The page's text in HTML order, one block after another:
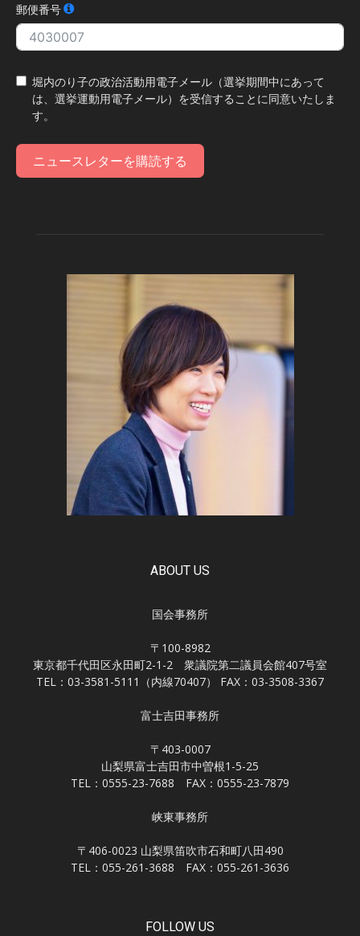
郵便番号
堀内のり子の政治活動用電子メール（選挙期間中にあって
は、選挙運動用電子メール）を受信することに同意いたしま
す。
ニュースレターを購読する
ABOUT US
国会事務所
〒100-8982
東京都千代田区永田町2-1-2 衆議院第二議員会館407号室
TEL：03-3581-5111（内線70407） FAX：03-3508-3367
富士吉田事務所
〒403-0007
山梨県富士吉田市中曽根1-5-25
TEL：0555-23-7688 FAX：0555-23-7879
峡東事務所
〒406-0023 山梨県笛吹市石和町八田490
TEL：055-261-3688 FAX：055-261-3636
FOLLOW US